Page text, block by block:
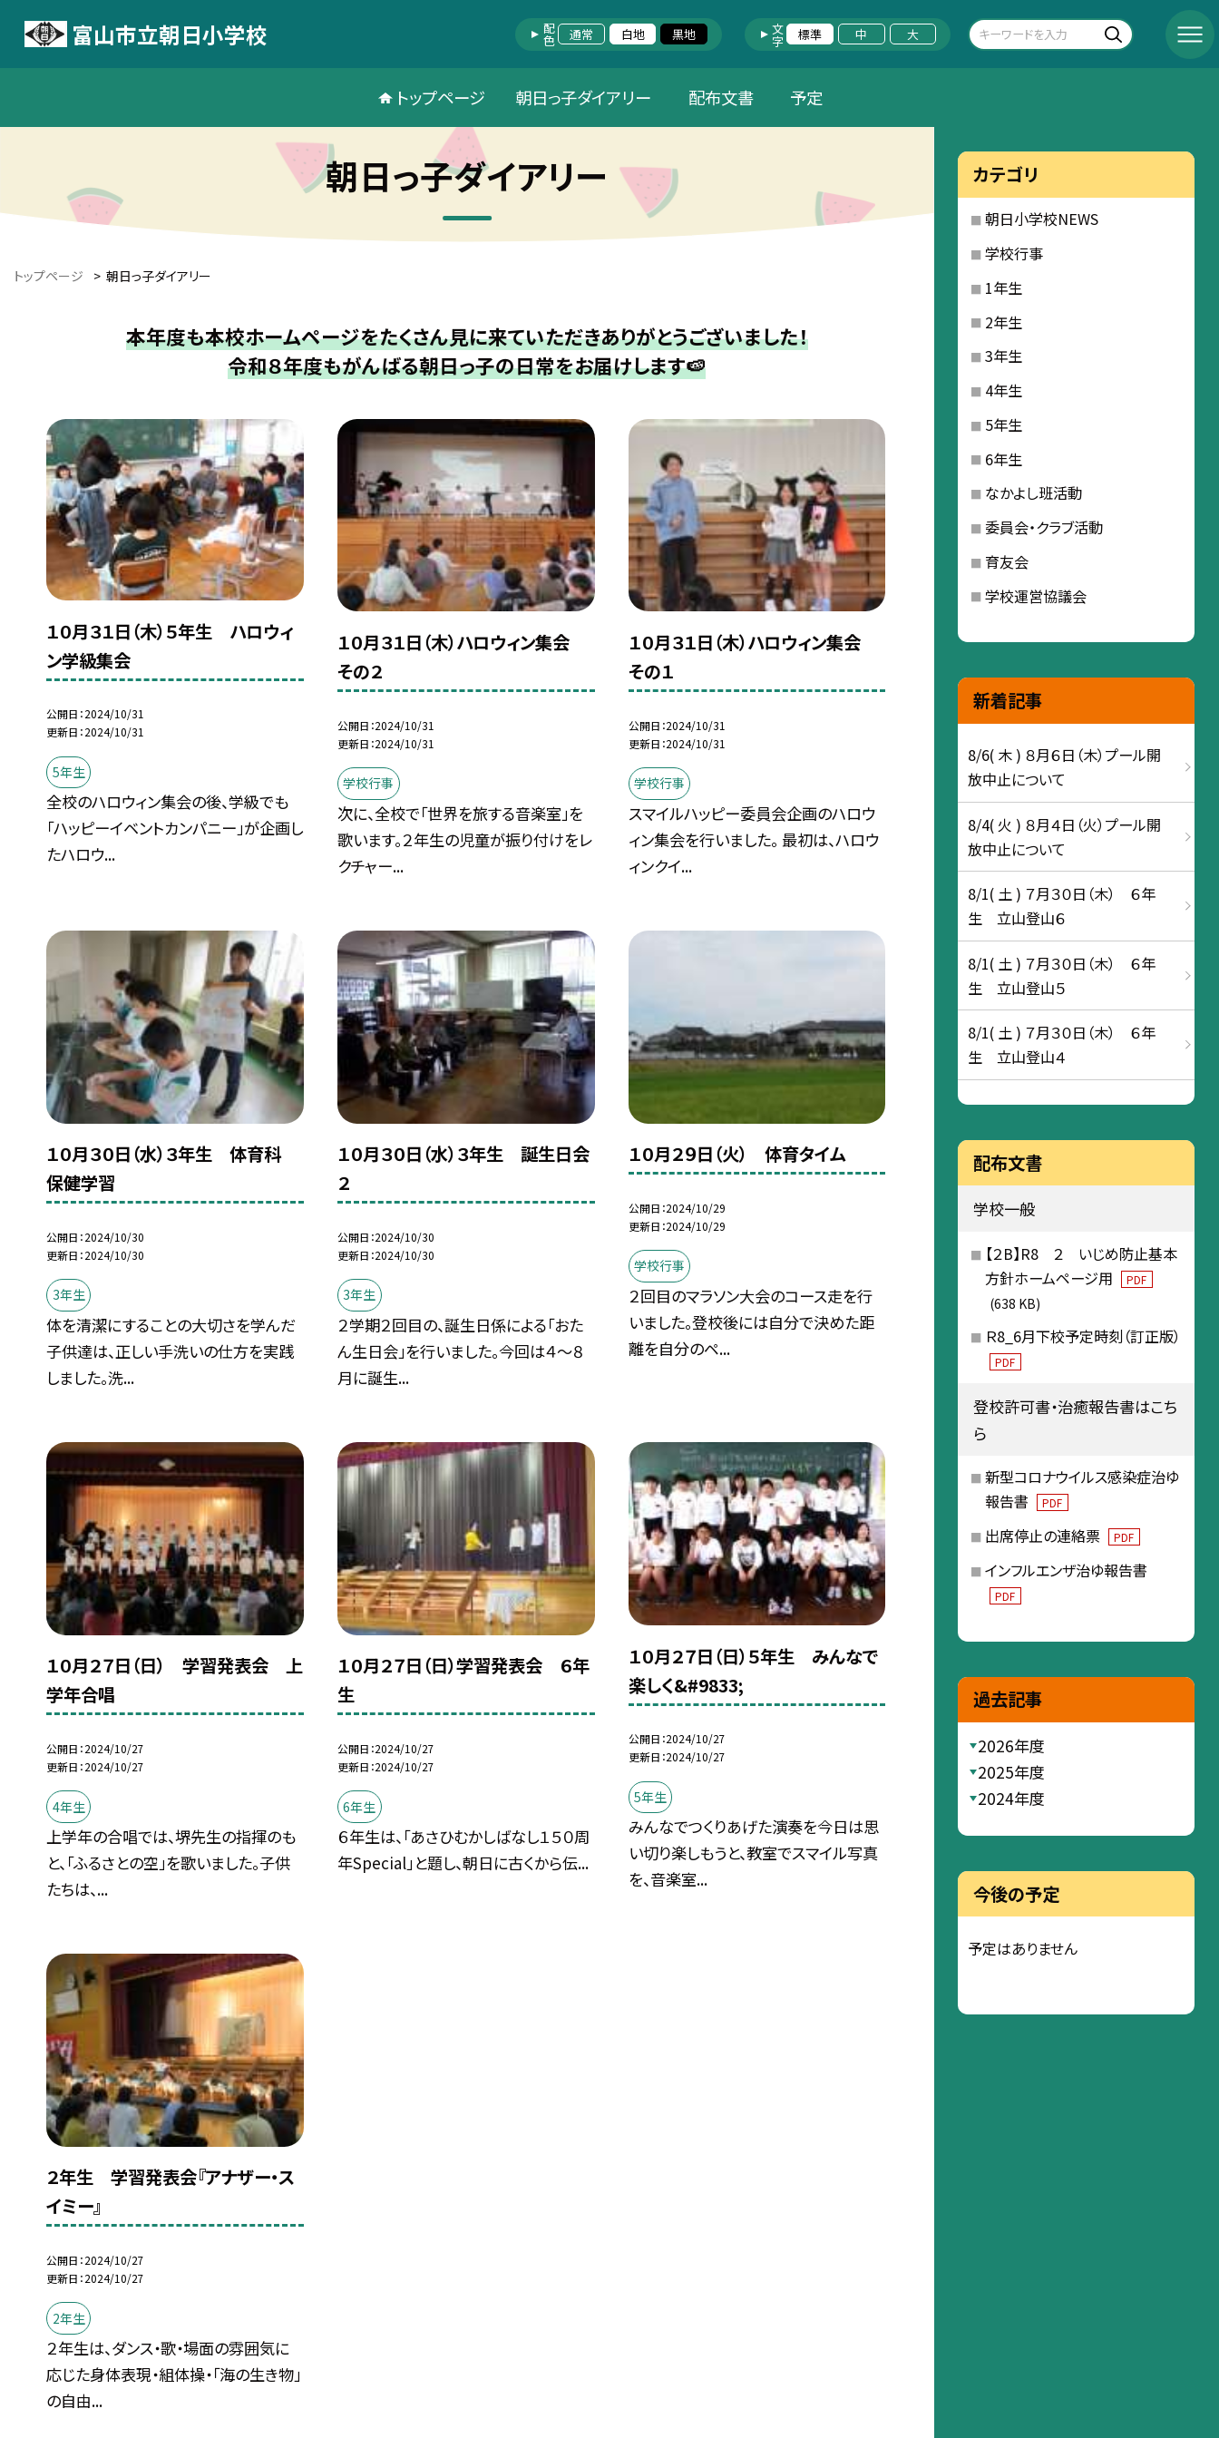
富山市立朝日小学校 配色 通常 白地 黒地 文字 標準 中 大
トップページ 朝日っ子ダイアリー 配布文書 予定
朝日っ子ダイアリー
トップページ > 朝日っ子ダイアリー
本年度も本校ホームページをたくさん見に来ていただきありがとうございました！
令和８年度もがんばる朝日っ子の日常をお届けします🍉
１０月３１日（木）５年生 ハロウィ
ン学級集会
公開日 2024/10/31
更新日 2024/10/31
5年生
全校のハロウィン集会の後、学級でも
「ハッピーイベントカンパニー」が企画し
たハロウ...
１０月３１日（木）ハロウィン集会
その２
公開日 2024/10/31
更新日 2024/10/31
学校行事
次に、全校で「世界を旅する音楽室」を
歌います。２年生の児童が振り付けをレ
クチャー...
１０月３１日（木）ハロウィン集会
その１
公開日 2024/10/31
更新日 2024/10/31
学校行事
スマイルハッピー委員会企画のハロウ
ィン集会を行いました。 最初は、ハロウ
ィンクイ...
１０月３０日（水）３年生 体育科
保健学習
公開日 2024/10/30
更新日 2024/10/30
3年生
体を清潔にすることの大切さを学んだ
子供達は、正しい手洗いの仕方を実践
しました。洗...
１０月３０日（水）３年生 誕生日会
２
公開日 2024/10/30
更新日 2024/10/30
3年生
２学期２回目の、誕生日係による「おた
ん生日会」を行いました。今回は４〜８
月に誕生...
１０月２９日（火） 体育タイム
公開日 2024/10/29
更新日 2024/10/29
学校行事
２回目のマラソン大会のコース走を行
いました。登校後には自分で決めた距
離を自分のペ...
１０月２７日（日） 学習発表会 上
学年合唱
公開日 2024/10/27
更新日 2024/10/27
4年生
上学年の合唱では、堺先生の指揮のも
と、「ふるさとの空」を歌いました。子供
たちは、...
１０月２７日（日）学習発表会 ６年
生
公開日 2024/10/27
更新日 2024/10/27
6年生
６年生は、「あさひむかしばなし１５０周
年Special」と題し、朝日に古くから伝...
１０月２７日（日）５年生 みんなで
楽しく&#9833;
公開日 2024/10/27
更新日 2024/10/27
5年生
みんなでつくりあげた演奏を今日は思
い切り楽しもうと、教室でスマイル写真
を、音楽室...
２年生 学習発表会『アナザー・ス
イミー』
公開日 2024/10/27
更新日 2024/10/27
2年生
２年生は、ダンス・歌・場面の雰囲気に
応じた身体表現・組体操・「海の生き物」
の自由...
カテゴリ
朝日小学校NEWS
学校行事
1年生
2年生
3年生
4年生
5年生
6年生
なかよし班活動
委員会・クラブ活動
育友会
学校運営協議会
新着記事
8/6( 木 ) ８月６日（木）プール開
放中止について
8/4( 火 ) ８月４日（火）プール開
放中止について
8/1( 土 ) ７月３０日（木） ６年
生 立山登山６
8/1( 土 ) ７月３０日（木） ６年
生 立山登山５
8/1( 土 ) ７月３０日（木） ６年
生 立山登山４
配布文書
学校一般
【２B】R8 ２ いじめ防止基本
方針ホームページ用
PDF
(638 KB)
Ｒ8_6月下校予定時刻（訂正版）
PDF
登校許可書・治癒報告書はこち
ら
新型コロナウイルス感染症治ゆ
報告書
PDF
出席停止の連絡票 PDF
インフルエンザ治ゆ報告書
PDF
過去記事
2026年度
2025年度
2024年度
今後の予定
予定はありません